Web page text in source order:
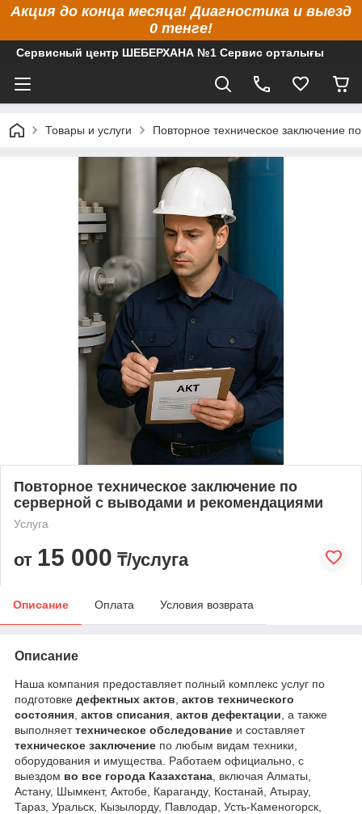
Акция до конца месяца! Диагностика и выезд
0 тенге!
Сервисный центр ШЕБЕРХАНА №1 Сервис орталығы
Товары и услуги Повторное техническое заключение
Повторное техническое заключение по
серверной с выводами и рекомендациями
Услуга
от 15 000 ₸/услуга
Описание Оплата Условия возврата
Описание
Наша компания предоставляет полный комплекс услуг по
подготовке дефектных актов актов технического
состояния актов списания актов дефектации , а также
выполняеттехническое обследование и составляет
техническое заключение по любым видам техники,
оборудования и имущества. Работаем официально, с
выездом во все города Казахстана , включая Алматы,
Астану, Шымкент, Актобе, Караганду, Костанай, Атырау,
Тараз, Уральск, Кызылорду, Павлодар, Усть-Каменогорск,